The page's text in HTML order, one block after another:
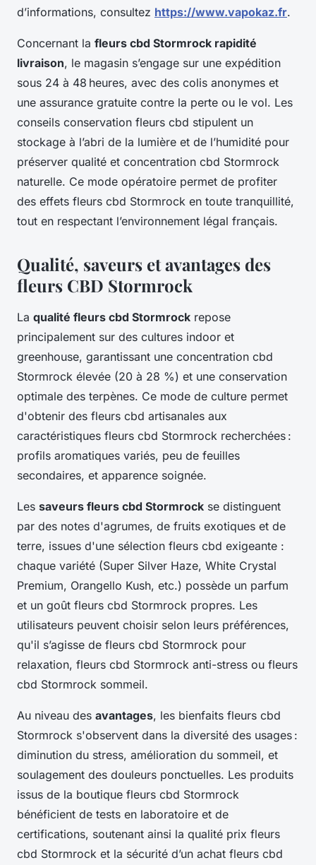
d’informations, consultez https://www.vapokaz.fr.
Concernant la fleurs cbd Stormrock rapidité
livraison, le magasin s’engage sur une expédition
sous 24 à 48 heures, avec des colis anonymes et
une assurance gratuite contre la perte ou le vol. Les
conseils conservation fleurs cbd stipulent un
stockage à l’abri de la lumière et de l’humidité pour
préserver qualité et concentration cbd Stormrock
naturelle. Ce mode opératoire permet de profiter
des effets fleurs cbd Stormrock en toute tranquillité,
tout en respectant l’environnement légal français.
Qualité, saveurs et avantages des
fleurs CBD Stormrock
La qualité fleurs cbd Stormrock repose
principalement sur des cultures indoor et
greenhouse, garantissant une concentration cbd
Stormrock élevée (20 à 28 %) et une conservation
optimale des terpènes. Ce mode de culture permet
d'obtenir des fleurs cbd artisanales aux
caractéristiques fleurs cbd Stormrock recherchées :
profils aromatiques variés, peu de feuilles
secondaires, et apparence soignée.
Les saveurs fleurs cbd Stormrock se distinguent
par des notes d'agrumes, de fruits exotiques et de
terre, issues d'une sélection fleurs cbd exigeante :
chaque variété (Super Silver Haze, White Crystal
Premium, Orangello Kush, etc.) possède un parfum
et un goût fleurs cbd Stormrock propres. Les
utilisateurs peuvent choisir selon leurs préférences,
qu'il s’agisse de fleurs cbd Stormrock pour
relaxation, fleurs cbd Stormrock anti-stress ou fleurs
cbd Stormrock sommeil.
Au niveau des avantages, les bienfaits fleurs cbd
Stormrock s'observent dans la diversité des usages :
diminution du stress, amélioration du sommeil, et
soulagement des douleurs ponctuelles. Les produits
issus de la boutique fleurs cbd Stormrock
bénéficient de tests en laboratoire et de
certifications, soutenant ainsi la qualité prix fleurs
cbd Stormrock et la sécurité d’un achat fleurs cbd